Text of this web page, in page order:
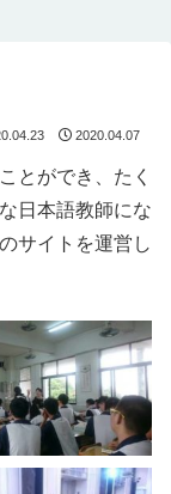
2020.04.07
とができ、たく
日本語教師にな
サイトを運営し